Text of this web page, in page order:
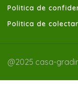
Politica de
Politica de
@2025 casa-